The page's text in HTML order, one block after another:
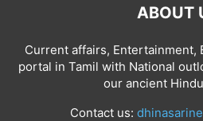
ABOUT
Current affairs, Entertainment,
portal in Tamil with National
our ancient
Contact us: